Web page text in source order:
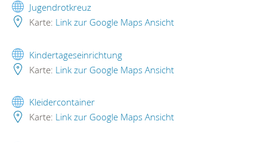
Jugendrotkreuz
Karte: Link zur Google Maps Ansicht
Kindertageseinrichtung
Karte: Link zur Google Maps Ansicht
Kleidercontainer
Karte: Link zur Google Maps Ansicht